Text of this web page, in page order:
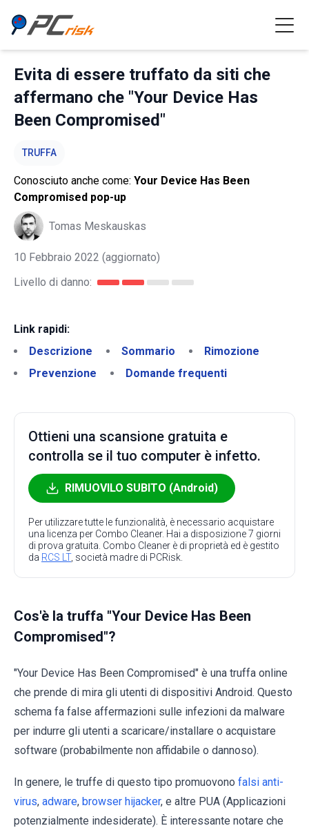
Evita di essere truffato da siti che
affermano che "Your Device Has
Been Compromised"
TRUFFA
Conosciuto anche come: Your Device Has Been
Compromised pop-up
Tomas Meskauskas
10 Febbraio 2022 (aggiornato)
Livello di danno:
Link rapidi:
Descrizione
Sommario
Rimozione
Prevenzione
Domande frequenti
Ottieni una scansione gratuita e
controlla se il tuo computer è infetto.
RIMUOVILO SUBITO (Android)
Per utilizzare tutte le funzionalità, è necessario acquistare
una licenza per Combo Cleaner. Hai a disposizione 7 giorni
di prova gratuita. Combo Cleaner è di proprietà ed è gestito
da RCS LT, società madre di PCRisk.
Cos'è la truffa "Your Device Has Been
Compromised"?
"Your Device Has Been Compromised" è una truffa online
che prende di mira gli utenti di dispositivi Android. Questo
schema fa false affermazioni sulle infezioni da malware
per indurre gli utenti a scaricare/installare o acquistare
software (probabilmente non affidabile o dannoso).
In genere, le truffe di questo tipo promuovono falsi anti-
virus, adware, browser hijacker, e altre PUA (Applicazioni
potenzialmente indesiderate). È interessante notare che